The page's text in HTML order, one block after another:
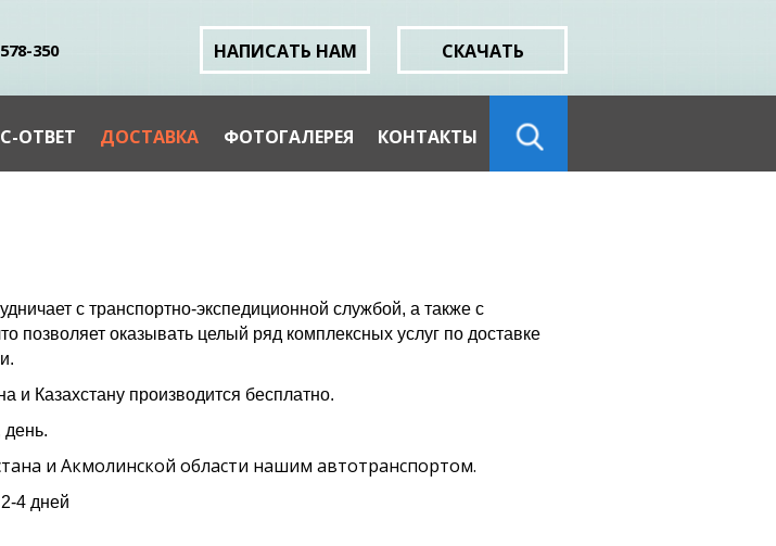
578-350 НАПИСАТЬ НАМ СКАЧАТЬ
ОТВЕТ ДОСТАВКА ФОТОГАЛЕРЕЯ КОНТАКТЫ
с транспортно-экспедиционной службой, а также с
позволяет оказывать целый ряд комплексных услуг по доставке
и Казахстану производится бесплатно.
день.
и Акмолинской области нашим автотранспортом.
4 дней